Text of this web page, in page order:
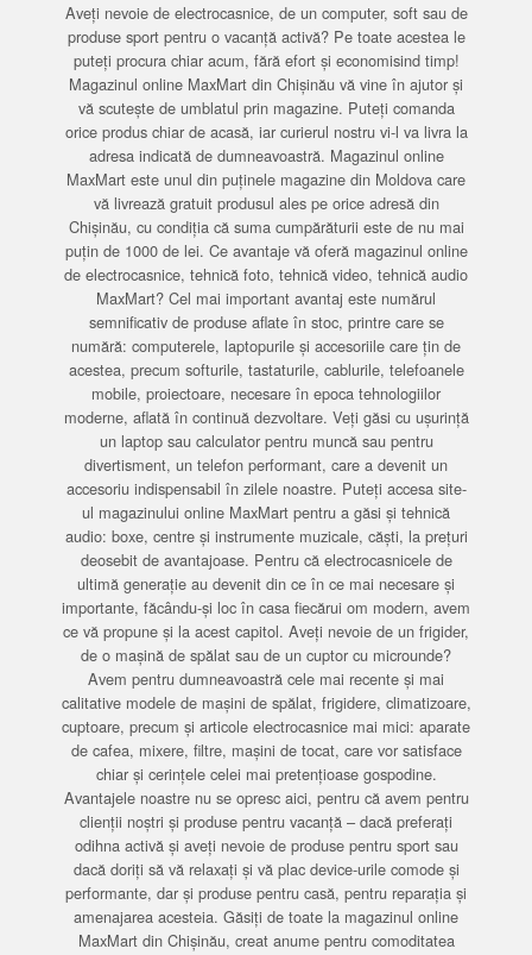
Aveți nevoie de electrocasnice, de un computer, soft sau de
produse sport pentru o vacanță activă? Pe toate acestea le
puteți procura chiar acum, fără efort și economisind timp!
Magazinul online MaxMart din Chișinău vă vine în ajutor și
vă scutește de umblatul prin magazine. Puteți comanda
orice produs chiar de acasă, iar curierul nostru vi-l va livra la
adresa indicată de dumneavoastră. Magazinul online
MaxMart este unul din puținele magazine din Moldova care
vă livrează gratuit produsul ales pe orice adresă din
Chișinău, cu condiția că suma cumpărăturii este de nu mai
puțin de 1000 de lei. Ce avantaje vă oferă magazinul online
de electrocasnice, tehnică foto, tehnică video, tehnică audio
MaxMart? Cel mai important avantaj este numărul
semnificativ de produse aflate în stoc, printre care se
numără: computerele, laptopurile și accesoriile care țin de
acestea, precum softurile, tastaturile, cablurile, telefoanele
mobile, proiectoare, necesare în epoca tehnologiilor
moderne, aflată în continuă dezvoltare. Veți găsi cu ușurință
un laptop sau calculator pentru muncă sau pentru
divertisment, un telefon performant, care a devenit un
accesoriu indispensabil în zilele noastre. Puteți accesa site-
ul magazinului online MaxMart pentru a găsi și tehnică
audio: boxe, centre și instrumente muzicale, căști, la prețuri
deosebit de avantajoase. Pentru că electrocasnicele de
ultimă generație au devenit din ce în ce mai necesare și
importante, făcându-și loc în casa fiecărui om modern, avem
ce vă propune și la acest capitol. Aveți nevoie de un frigider,
de o mașină de spălat sau de un cuptor cu microunde?
Avem pentru dumneavoastră cele mai recente și mai
calitative modele de mașini de spălat, frigidere, climatizoare,
cuptoare, precum și articole electrocasnice mai mici: aparate
de cafea, mixere, filtre, mașini de tocat, care vor satisface
chiar și cerințele celei mai pretențioase gospodine.
Avantajele noastre nu se opresc aici, pentru că avem pentru
clienții noștri și produse pentru vacanță – dacă preferați
odihna activă și aveți nevoie de produse pentru sport sau
dacă doriți să vă relaxați și vă plac device-urile comode și
performante, dar și produse pentru casă, pentru reparația și
amenajarea acesteia. Găsiți de toate la magazinul online
MaxMart din Chișinău, creat anume pentru comoditatea